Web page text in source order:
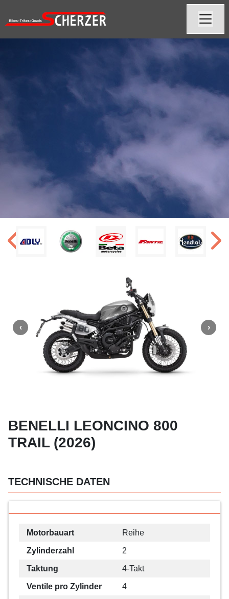
BENELLI LEONCINO 800
TRAIL (2026)
TECHNISCHE DATEN
Motorbauart Reihe
Zylinderzahl 2
Taktung 4-Takt
Ventile pro Zylinder 4